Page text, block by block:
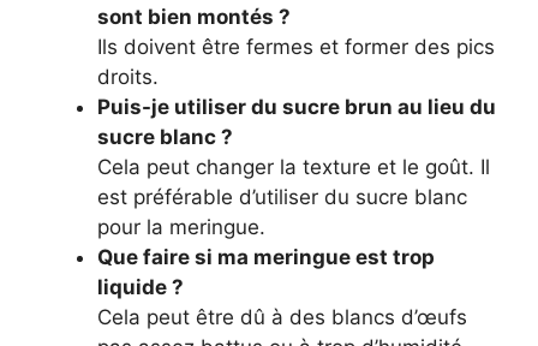
sont bien montés ?
Ils doivent être fermes et former des pics
droits.
Puis-je utiliser du sucre brun au lieu du
sucre blanc ?
Cela peut changer la texture et le goût. Il
est préférable d’utiliser du sucre blanc
pour la meringue.
Que faire si ma meringue est trop
liquide ?
Cela peut être dû à des blancs d’œufs